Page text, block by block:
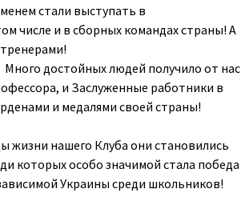
стали выступать в
числе и в сборных командах страны! А
достойных людей получило от нас
и Заслуженные работники в
и медалями своей страны!
жизни нашего Клуба они становились
которых особо значимой стала победа
Украины среди школьников!